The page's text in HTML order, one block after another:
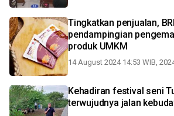
Tingkatkan penjualan,
pendampingian
produk UMKM
14 August 2024 14:53 WIB,
Kehadiran festival seni
terwujudnya jalan